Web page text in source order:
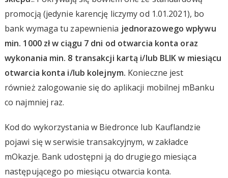
promocją (jedynie karencję liczymy od 1.01.2021), bo
bank wymaga tu zapewnienia jednorazowego wpływu
min. 1000 zł w ciągu 7 dni od otwarcia konta oraz
wykonania min. 8 transakcji kartą i/lub BLIK w miesiącu
otwarcia konta i/lub kolejnym. Konieczne jest
również zalogowanie się do aplikacji mobilnej mBanku
co najmniej raz.
Kod do wykorzystania w Biedronce lub Kauflandzie
pojawi się w serwisie transakcyjnym, w zakładce
mOkazje. Bank udostępni ją do drugiego miesiąca
następującego po miesiącu otwarcia konta.